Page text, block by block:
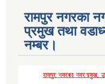
रामपुर नगरका
प्रमुख तथा
नम्बर।